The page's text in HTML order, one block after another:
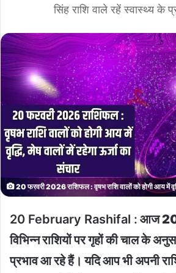
सिंह राशि वाले रहें स्वास्थ्य के
20 फरवरी 2026 राशिफल : वृषभ राशि वालों को होगी आय में
20 February Rashifal : आज 20
विभिन्न राशियों पर गृहों की चाल के
प्रभाव आ रहे हैं। यदि आप भी अपनी